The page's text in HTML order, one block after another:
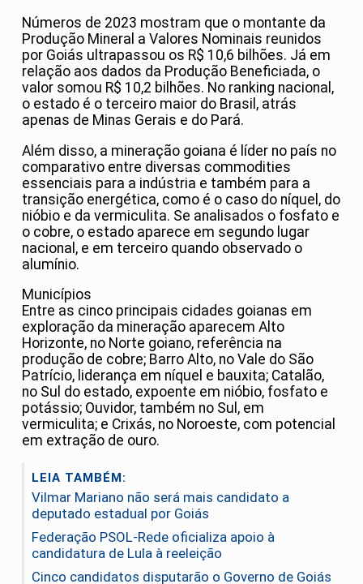
Números de 2023 mostram que o montante da
Produção Mineral a Valores Nominais reunidos
por Goiás ultrapassou os R$ 10,6 bilhões. Já em
relação aos dados da Produção Beneficiada, o
valor somou R$ 10,2 bilhões. No ranking nacional,
o estado é o terceiro maior do Brasil, atrás
apenas de Minas Gerais e do Pará.
Além disso, a mineração goiana é líder no país no
comparativo entre diversas commodities
essenciais para a indústria e também para a
transição energética, como é o caso do níquel, do
nióbio e da vermiculita. Se analisados o fosfato e
o cobre, o estado aparece em segundo lugar
nacional, e em terceiro quando observado o
alumínio.
Municípios
Entre as cinco principais cidades goianas em
exploração da mineração aparecem Alto
Horizonte, no Norte goiano, referência na
produção de cobre; Barro Alto, no Vale do São
Patrício, liderança em níquel e bauxita; Catalão,
no Sul do estado, expoente em nióbio, fosfato e
potássio; Ouvidor, também no Sul, em
vermiculita; e Crixás, no Noroeste, com potencial
em extração de ouro.
LEIA TAMBÉM:
Vilmar Mariano não será mais candidato a
deputado estadual por Goiás
Federação PSOL-Rede oficializa apoio à
candidatura de Lula à reeleição
Cinco candidatos disputarão o Governo de Goiás